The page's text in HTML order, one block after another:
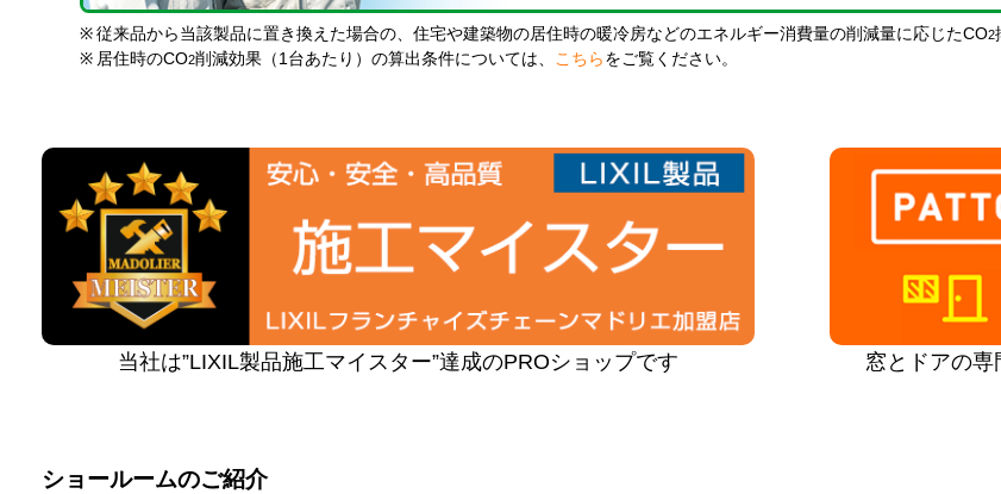
※ 従来品から当該製品に置き換えた場合の、住宅や建築物の居住時の暖冷房などのエネルギー消費量の削減量に応じたCO2
※ 居住時のCO2削減効果（1台あたり）の算出条件については、 こちら をご覧ください。
当社は”LIXIL製品施工マイスター”達成のPROショップです 窓とドアの
ショールームのご紹介